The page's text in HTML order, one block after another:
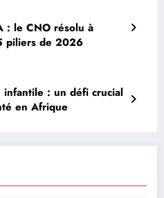
: le CNO résolu à
piliers de 2026
infantile : un défi crucial
en Afrique